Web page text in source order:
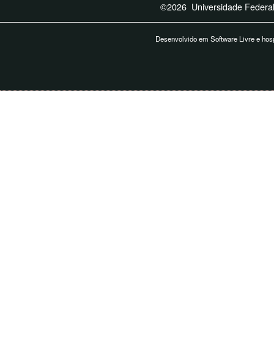
©2026 Universidade
Desenvolvido em Software Livre e